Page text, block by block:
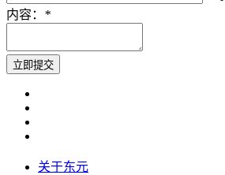
内容： *
关于东元